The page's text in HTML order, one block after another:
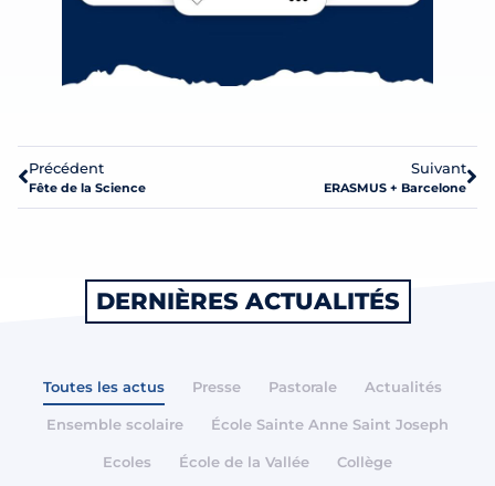
Précédent
Fête de la Science
Suivant
ERASMUS + Barcelone
DERNIÈRES ACTUALITÉS
Toutes les actus Presse Pastorale Actualités
Ensemble scolaire École Sainte Anne Saint Joseph
Ecoles École de la Vallée Collège